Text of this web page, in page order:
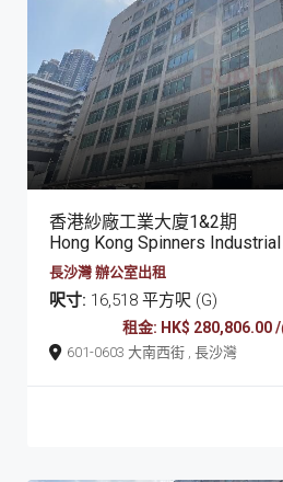
香港紗廠工業大廈1&2期
Hong Kong Spinners
長沙灣 辦公室出租
呎寸: 16,518 平方呎 (G)
租金: HK$ 280,806.00
601-0603 大南西街 , 長沙灣